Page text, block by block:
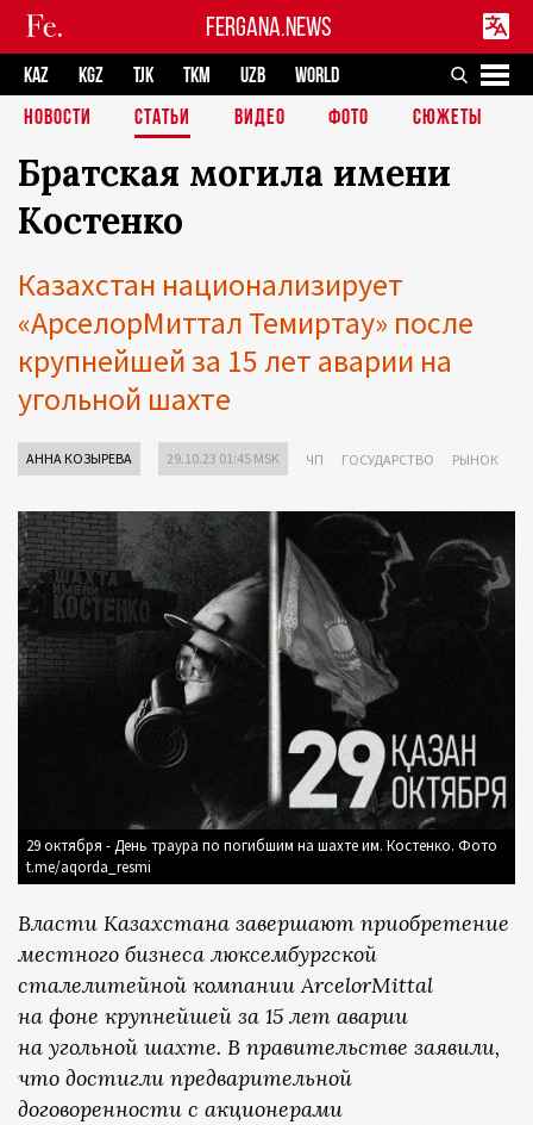
FERGANA.NEWS
KAZ KGZ TJK TKM UZB
WORLD
НОВОСТИ
СТАТЬИ ВИДЕО ФОТО СЮЖЕТЫ
Братская могила имени
Костенко
Казахстан национализирует
«АрселорМиттал Темиртау» после
крупнейшей за 15 лет аварии на
угольной шахте
АННА КОЗЫРЕВА 29.10.23 01:45 MSK ЧП ГОСУДАРСТВО РЫНОК
29 октября - День траура по погибшим на шахте им. Костенко. Фото
t.me/aqorda_resmi
Власти Казахстана завершают приобретение
местного бизнеса люксембургской
сталелитейной компании ArcelorMittal
на фоне крупнейшей за 15 лет аварии
на угольной шахте. В правительстве заявили,
что достигли предварительной
договоренности с акционерами